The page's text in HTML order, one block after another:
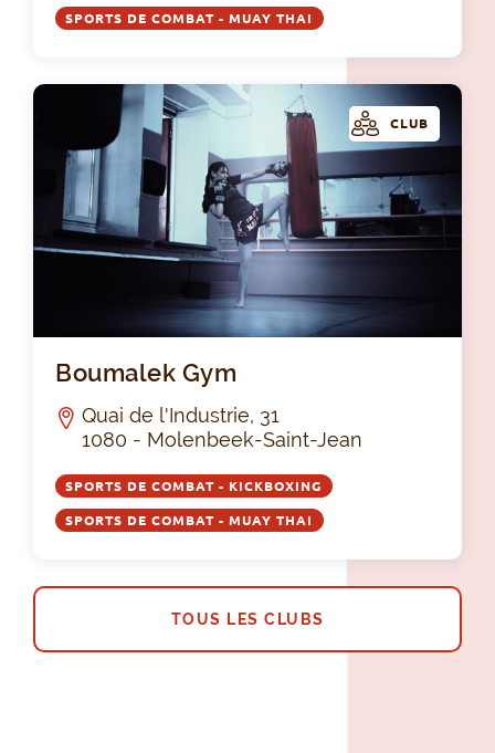
SPORTS DE COMBAT - MUAY THAI
CLUB
Boumalek Gym
Quai de l'Industrie, 31
1080 - Molenbeek-Saint-Jean
SPORTS DE COMBAT - KICKBOXING
SPORTS DE COMBAT - MUAY THAI
TOUS LES CLUBS